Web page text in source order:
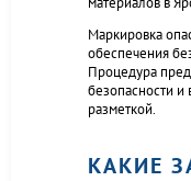
Маркировка
обеспечения
Процедура
безопасности
разметкой.
КАКИЕ